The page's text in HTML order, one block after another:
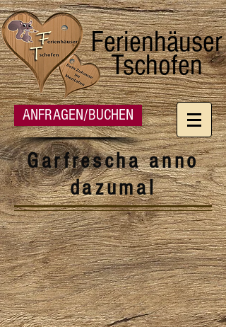
Ferienhäuser
Tschofen
ANFRAGEN/BUCHEN
Garfrescha anno
dazumal